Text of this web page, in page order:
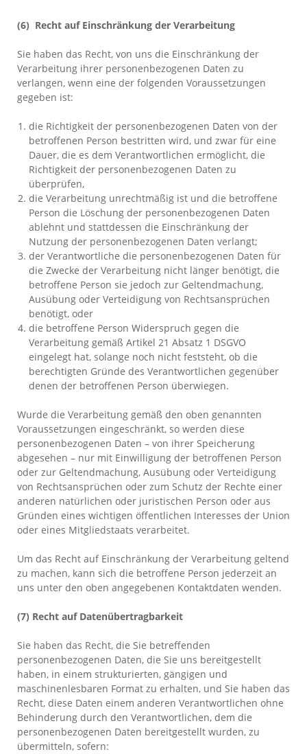
(6) Recht auf Einschränkung der Verarbeitung
Sie haben das Recht, von uns die Einschränkung der
Verarbeitung ihrer personenbezogenen Daten zu
verlangen, wenn eine der folgenden Voraussetzungen
gegeben ist:
die Richtigkeit der personenbezogenen Daten von der
betroffenen Person bestritten wird, und zwar für eine
Dauer, die es dem Verantwortlichen ermöglicht, die
Richtigkeit der personenbezogenen Daten zu
überprüfen,
die Verarbeitung unrechtmäßig ist und die betroffene
Person die Löschung der personenbezogenen Daten
ablehnt und stattdessen die Einschränkung der
Nutzung der personenbezogenen Daten verlangt;
der Verantwortliche die personenbezogenen Daten für
die Zwecke der Verarbeitung nicht länger benötigt, die
betroffene Person sie jedoch zur Geltendmachung,
Ausübung oder Verteidigung von Rechtsansprüchen
benötigt, oder
die betroffene Person Widerspruch gegen die
Verarbeitung gemäß Artikel 21 Absatz 1 DSGVO
eingelegt hat, solange noch nicht feststeht, ob die
berechtigten Gründe des Verantwortlichen gegenüber
denen der betroffenen Person überwiegen.
Wurde die Verarbeitung gemäß den oben genannten
Voraussetzungen eingeschränkt, so werden diese
personenbezogenen Daten – von ihrer Speicherung
abgesehen – nur mit Einwilligung der betroffenen Person
oder zur Geltendmachung, Ausübung oder Verteidigung
von Rechtsansprüchen oder zum Schutz der Rechte einer
anderen natürlichen oder juristischen Person oder aus
Gründen eines wichtigen öffentlichen Interesses der Union
oder eines Mitgliedstaats verarbeitet.
Um das Recht auf Einschränkung der Verarbeitung geltend
zu machen, kann sich die betroffene Person jederzeit an
uns unter den oben angegebenen Kontaktdaten wenden.
(7) Recht auf Datenübertragbarkeit
Sie haben das Recht, die Sie betreffenden
personenbezogenen Daten, die Sie uns bereitgestellt
haben, in einem strukturierten, gängigen und
maschinenlesbaren Format zu erhalten, und Sie haben das
Recht, diese Daten einem anderen Verantwortlichen ohne
Behinderung durch den Verantwortlichen, dem die
personenbezogenen Daten bereitgestellt wurden, zu
übermitteln, sofern: